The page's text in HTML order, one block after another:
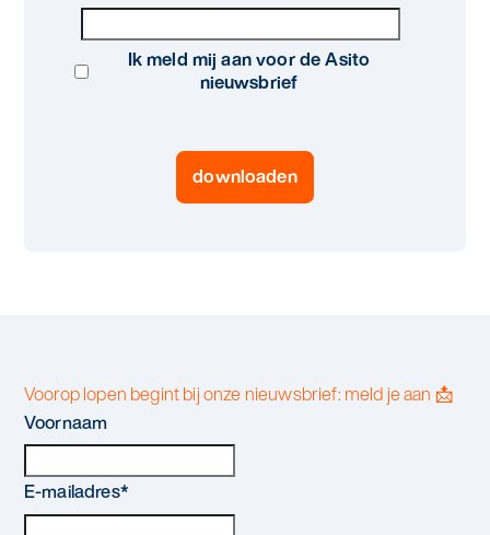
Zoeken
Ik meld mij aan voor de Asito
nieuwsbrief
Voorop lopen begint bij onze nieuwsbrief: meld je aan 📩
Voornaam
E-mailadres*